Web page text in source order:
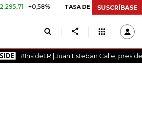
+0,58% TASA DE USURA CRÉDITOSUSCRÍBASE
#InsideLR | Juan Esteban Calle,